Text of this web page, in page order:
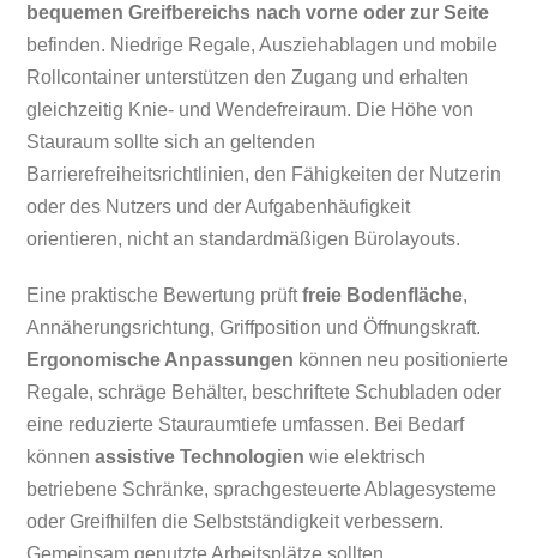
bequemen Greifbereichs nach vorne oder zur Seite
befinden. Niedrige Regale, Ausziehablagen und mobile
Rollcontainer unterstützen den Zugang und erhalten
gleichzeitig Knie- und Wendefreiraum. Die Höhe von
Stauraum sollte sich an geltenden
Barrierefreiheitsrichtlinien, den Fähigkeiten der Nutzerin
oder des Nutzers und der Aufgabenhäufigkeit
orientieren, nicht an standardmäßigen Bürolayouts.
Eine praktische Bewertung prüftfreie Bodenfläche,
Annäherungsrichtung, Griffposition und Öffnungskraft.
Ergonomische Anpassungen können neu positionierte
Regale, schräge Behälter, beschriftete Schubladen oder
eine reduzierte Stauraumtiefe umfassen. Bei Bedarf
könnenassistive Technologien wie elektrisch
betriebene Schränke, sprachgesteuerte Ablagesysteme
oder Greifhilfen die Selbstständigkeit verbessern.